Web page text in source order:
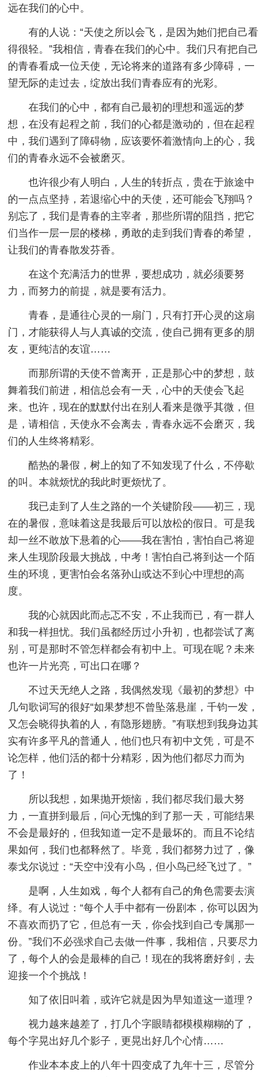
远在我们的心中。
有的人说：“天使之所以会飞，是因为她们把自己看
得很轻。”我相信，青春在我们的心中。我们只有把自己
的青春看成一位天使，无论将来的道路有多少障碍，一
望无际的走过去，绽放出我们青春应有的光彩。
在我们的心中，都有自己最初的理想和遥远的梦
想，在没有起程之前，我们的心都是激动的，但在起程
中，我们遇到了障碍物，应该要怀着激情向上的心，我
们的青春永远不会被磨灭。
也许很少有人明白，人生的转折点，贵在于旅途中
的一点点坚持，若退缩心中的天使，还可能会飞翔吗？
别忘了，我们是青春的主宰者，那些所谓的阻挡，把它
们当作一层一层的楼梯，勇敢的走到我们青春的希望，
让我们的青春散发芬香。
在这个充满活力的世界，要想成功，就必须要努
力，而努力的前提，就是要有活力。
青春，是通往心灵的一扇门，只有打开心灵的这扇
门，才能获得人与人真诚的交流，使自己拥有更多的朋
友，更纯洁的友谊……
而那所谓的天使不曾离开，正是那心中的梦想，鼓
舞着我们前进，相信总会有一天，心中的天使会飞起
来。也许，现在的默默付出在别人看来是微乎其微，但
是，请相信，天使永不会离去，青春永远不会磨灭，我
们的人生终将精彩。
酷热的暑假，树上的知了不知发现了什么，不停歇
的叫。本就烦忧的我此时更烦忧了。
我已走到了人生之路的一个关键阶段——初三，现
在的暑假，意味着这是我最后可以放松的假日。可是我
却一丝不敢放下悬着的心——我在害怕，害怕自己将迎
来人生现阶段最大挑战，中考！害怕自己将到达一个陌
生的环境，更害怕会名落孙山或达不到心中理想的高
度。
我的心就因此而忐忑不安，不止我而已，有一群人
和我一样担忧。我们虽都经历过小升初，也都尝试了离
别，可是那时不管怎样都会有初中上。可现在呢？未来
也许一片光亮，可出口在哪？
不过天无绝人之路，我偶然发现《最初的梦想》中
几句歌词写的很好“如果梦想不曾坠落悬崖，千钧一发，
又怎会晓得执着的人，有隐形翅膀。”有联想到我身边其
实有许多平凡的普通人，他们也只有初中文凭，可是不
论怎样，他们活的都十分精彩，因为他们都尽力而为
了！
所以我想，如果抛开烦恼，我们都尽我们最大努
力，一直拼到最后，问心无愧的到了那一天，可能结果
不会是最好的，但我知道一定不是最坏的。而且不论结
果如何，我们也都释然了。毕竟，我们都努力过了，像
泰戈尔说过：“天空中没有小鸟，但小鸟已经飞过了。”
是啊，人生如戏，每个人都有自己的角色需要去演
绎。有人说过：“每个人手中都有一份剧本，你可以因为
不喜欢而扔了它，但总有一天，你会找到自己专属那一
份。”我们不必强求自己去做一件事，我相信，只要尽力
了，每个人的会是最棒的自己！现在的我将磨好剑，去
迎接一个个挑战！
知了依旧叫着，或许它就是因为早知道这一道理？
视力越来越差了，打几个字眼睛都模模糊糊的了，
每个字晃出好几个影子，更晃出好几个心情……
作业本本皮上的八年十四变成了九年十三，尽管分